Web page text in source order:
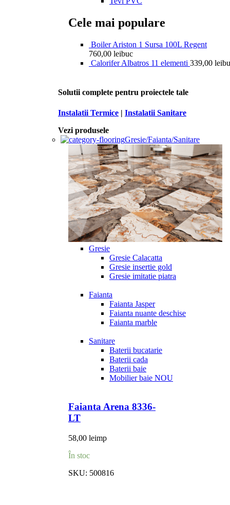
Cele mai populare
Boiler Ariston 1 Sursa 100L Regent
760,00 leibuc
Calorifer Albatros 11 elementi 339,00 lei
Solutii complete pentru proiectele tale
Instalatii Termice | Instalatii Sanitare
Vezi produsele
Gresie/Faianta/Sanitare
Gresie
Gresie Calacatta
Gresie insertie gold
Gresie imitatie piatra
Faianta
Faianta Jasper
Faianta nuante deschise
Faianta marble
Sanitare
Baterii bucatarie
Baterii cada
Baterii baie
Mobilier baie NOU
Faianta Arena 8336-
LT
58,00 leimp
În stoc
SKU: 500816